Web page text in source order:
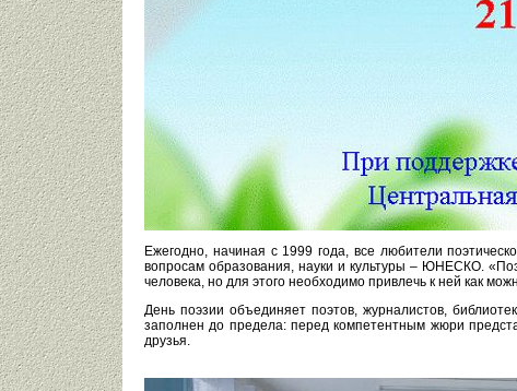
Ежегодно, начиная с 1999 года, все любители
вопросам образования, науки и культуры – ЮНЕСКО.
человека, но для этого необходимо привлечь к ней как
День поэзии объединяет поэтов, журналистов,
заполнен до предела: перед компетентным жюри
друзья.